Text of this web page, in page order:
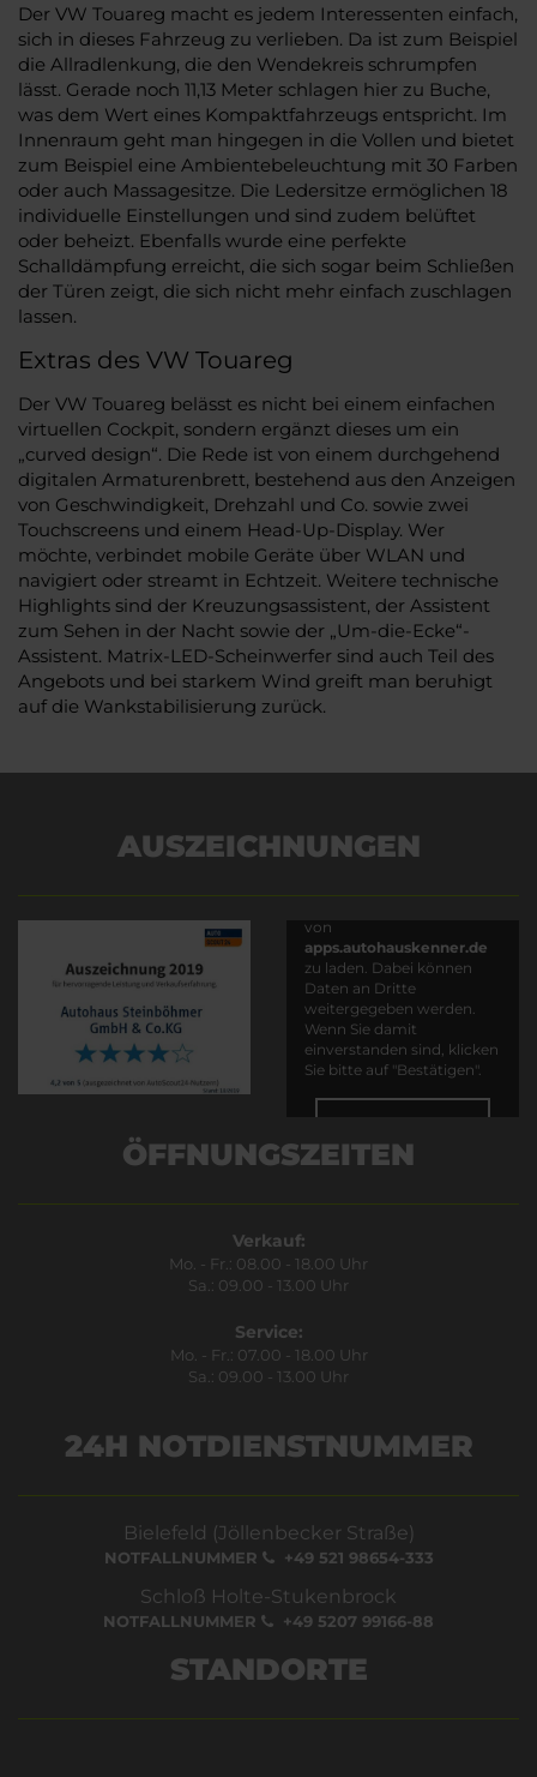
Der VW Touareg macht es jedem Interessenten einfach,
sich in dieses Fahrzeug zu verlieben. Da ist zum Beispiel
die Allradlenkung, die den Wendekreis schrumpfen
lässt. Gerade noch 11,13 Meter schlagen hier zu Buche,
was dem Wert eines Kompaktfahrzeugs entspricht. Im
Innenraum geht man hingegen in die Vollen und bietet
zum Beispiel eine Ambientebeleuchtung mit 30 Farben
oder auch Massagesitze. Die Ledersitze ermöglichen 18
individuelle Einstellungen und sind zudem belüftet
oder beheizt. Ebenfalls wurde eine perfekte
Schalldämpfung erreicht, die sich sogar beim Schließen
der Türen zeigt, die sich nicht mehr einfach zuschlagen
lassen.
Extras des VW Touareg
Der VW Touareg belässt es nicht bei einem einfachen
virtuellen Cockpit, sondern ergänzt dieses um ein
„curved design“. Die Rede ist von einem durchgehend
digitalen Armaturenbrett, bestehend aus den Anzeigen
von Geschwindigkeit, Drehzahl und Co. sowie zwei
Touchscreens und einem Head-Up-Display. Wer
möchte, verbindet mobile Geräte über WLAN und
navigiert oder streamt in Echtzeit. Weitere technische
Highlights sind der Kreuzungsassistent, der Assistent
zum Sehen in der Nacht sowie der „Um-die-Ecke“-
Assistent. Matrix-LED-Scheinwerfer sind auch Teil des
Angebots und bei starkem Wind greift man beruhigt
auf die Wankstabilisierung zurück.
AUSZEICHNUNGEN
von
apps.autohauskenner.de
zu laden. Dabei können
Daten an Dritte
weitergegeben werden.
Wenn Sie damit
einverstanden sind, klicken
Sie bitte auf "Bestätigen".
ÖFFNUNGSZEITEN
Verkauf:
Mo. - Fr.: 08.00 - 18.00 Uhr
Sa.: 09.00 - 13.00 Uhr
Service:
Mo. - Fr.: 07.00 - 18.00 Uhr
Sa.: 09.00 - 13.00 Uhr
24H NOTDIENSTNUMMER
Bielefeld (Jöllenbecker Straße)
NOTFALLNUMMER +49 521 98654-333
Schloß Holte-Stukenbrock
NOTFALLNUMMER +49 5207 99166-88
STANDORTE